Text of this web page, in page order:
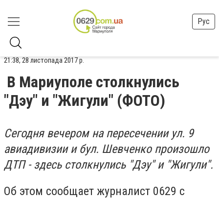
Рус
21:38, 28 листопада 2017 р.
В Мариуполе столкнулись
"Дэу" и "Жигули" (ФОТО)
Сегодня вечером на пересечении ул. 9
авиадивизии и бул. Шевченко произошло
ДТП - здесь столкнулись "Дэу" и "Жигули".
Об этом сообщает журналист 0629 с